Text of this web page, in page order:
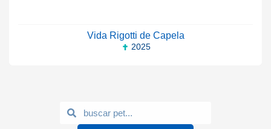
Vida Rigotti de Capela
2025